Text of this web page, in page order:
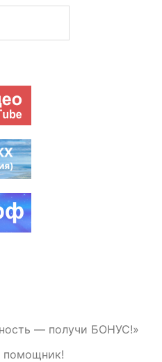
— получи БОНУС!»